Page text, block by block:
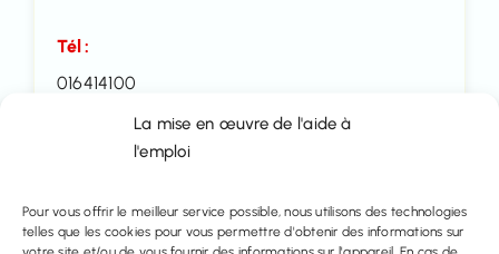
La mise en œuvre de l'aide à
l'emploi
Pour vous offrir le meilleur service possible, nous utilisons des technologies
telles que les cookies pour vous permettre d'obtenir des informations sur
Tél :
016414100
Prenez rendez-vous
Contactez nous